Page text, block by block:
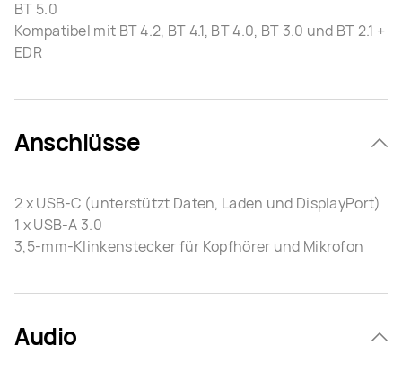
BT 5.0
Kompatibel mit BT 4.2, BT 4.1, BT 4.0, BT 3.0 und BT 2.1 +
EDR
Anschlüsse
2 x USB-C (unterstützt Daten, Laden und DisplayPort)
1 x USB-A 3.0
3,5-mm-Klinkenstecker für Kopfhörer und Mikrofon
Audio